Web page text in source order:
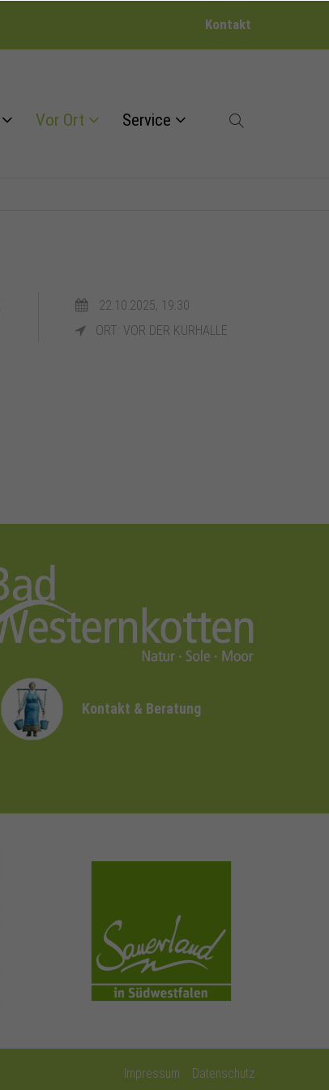
Kontakt
Vor Ort Service
22.10.2025, 19:30
ORT: VOR DER KURHALLE
Kontakt & Beratung
sauerland.com
Impressum Datenschutz